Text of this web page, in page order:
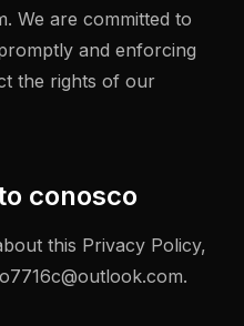
. We are committed to
and enforcing
the rights of our
conosco
this Privacy Policy,
.